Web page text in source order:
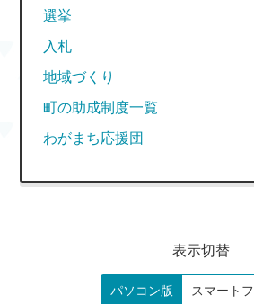
選挙
入札
地域づくり
町の助成制度一覧
わがまち応援団
表示切替
パソコン版 スマート